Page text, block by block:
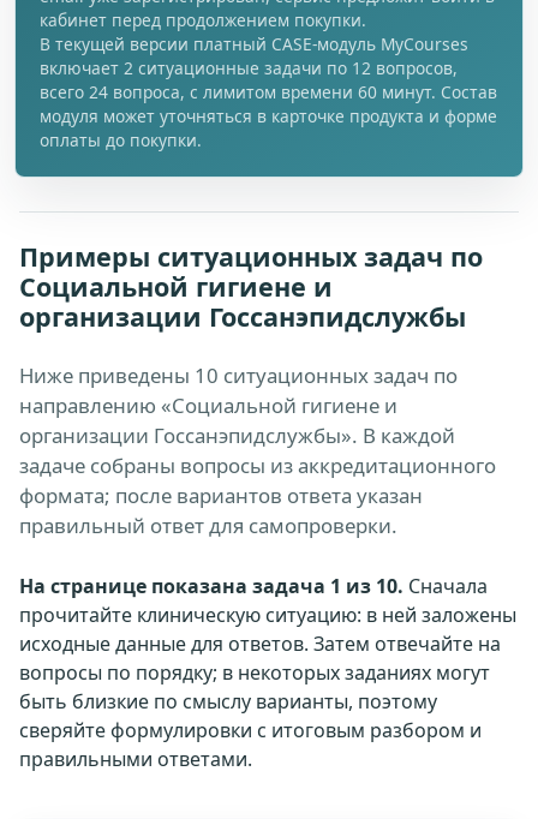
кабинет перед продолжением покупки.
В текущей версии платный CASE-модуль MyCourses
включает 2 ситуационные задачи по 12 вопросов,
всего 24 вопроса, с лимитом времени 60 минут. Состав
модуля может уточняться в карточке продукта и форме
оплаты до покупки.
Примеры ситуационных задач по
Социальной гигиене и
организации Госсанэпидслужбы
Ниже приведены 10 ситуационных задач по
направлению «Социальной гигиене и
организации Госсанэпидслужбы». В каждой
задаче собраны вопросы из аккредитационного
формата; после вариантов ответа указан
правильный ответ для самопроверки.
На странице показана задача 1 из 10. Сначала
прочитайте клиническую ситуацию: в ней заложены
исходные данные для ответов. Затем отвечайте на
вопросы по порядку; в некоторых заданиях могут
быть близкие по смыслу варианты, поэтому
сверяйте формулировки с итоговым разбором и
правильными ответами.